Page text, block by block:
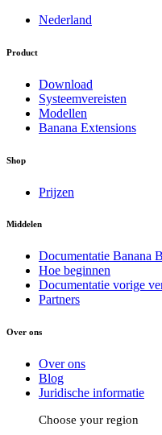
Nederland
Product
Download
Systeemvereisten
Modellen
Banana Extensions
Shop
Prijzen
Middelen
Documentatie Banana
Hoe beginnen
Documentatie vorige
Partners
Over ons
Over ons
Blog
Juridische informatie
Choose your region